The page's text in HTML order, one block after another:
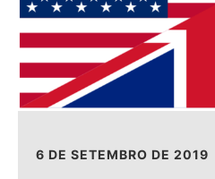
6 DE SETEMBRO DE 2019